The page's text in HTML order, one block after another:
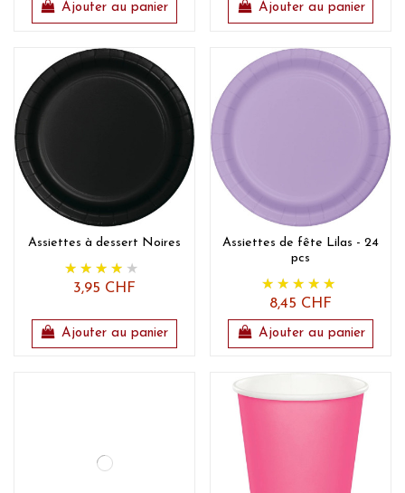
Ajouter au panier Ajouter au panier
Assiettes à dessert Noires
3,95 CHF
Ajouter au panier
Assiettes de fête Lilas - 24
pcs
8,45 CHF
Ajouter au panier